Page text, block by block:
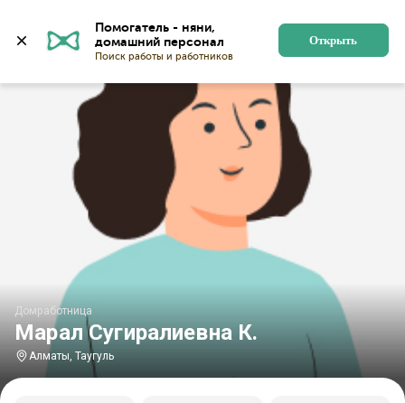
Помогатель - няни,
Поиск работы и работников
Открыть
Марал Сугиралиевна К.
Домработница
Алматы, Таугуль